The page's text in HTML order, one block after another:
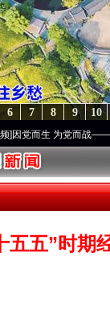
10
9
8
7
6
为党而战——百年“纪”
五五”时期